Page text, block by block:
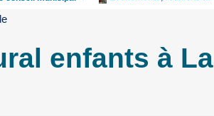
enfants à La